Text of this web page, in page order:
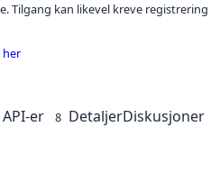
Tilgang kan likevel kreve
her
er 8 DetaljerDiskusjoner